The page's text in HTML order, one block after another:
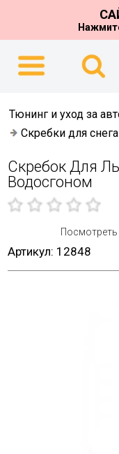
Тюнинг и уход за
Скребки для
Скребок Для
Водосгоном
Посмотреть
Артикул: 12848